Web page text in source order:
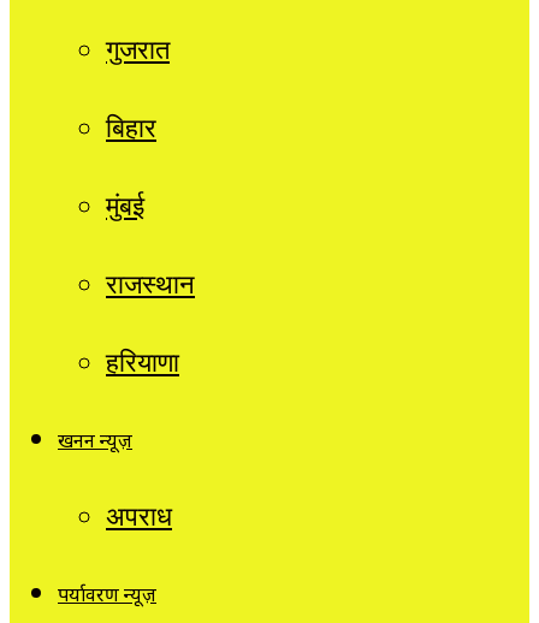
गुजरात
बिहार
मुंबई
राजस्थान
हरियाणा
खनन न्यूज़
अपराध
पर्यावरण न्यूज़